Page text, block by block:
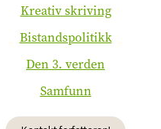
Kreativ skriving
Bistandspolitikk
Den 3. verden
Samfunn